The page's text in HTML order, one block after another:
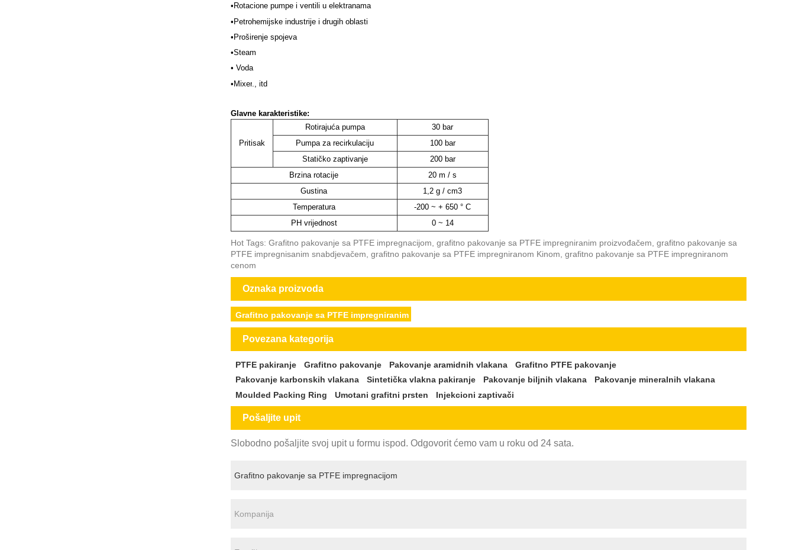
•Rotacione pumpe i ventili u elektranama
•Petrohemijske industrije i drugih oblasti
•Proširenje spojeva
•Steam
• Voda
•Mixer., itd
Glavne karakteristike:
Pritisak
Rotirajuća pumpa
30 bar
Pumpa za recirkulaciju
100 bar
Statičko zaptivanje
200 bar
Brzina rotacije
20 m / s
Gustina
1,2 g / cm3
Temperatura
-200 ~ + 650 ° C
PH vrijednost
0 ~ 14
Hot Tags: Grafitno pakovanje sa PTFE impregnacijom, grafitno pakovanje sa PTFE impregniranim proizvođačem, grafitno pakovanje sa
PTFE impregnisanim snabdjevačem, grafitno pakovanje sa PTFE impregniranom Kinom, grafitno pakovanje sa PTFE impregniranom
cenom
Oznaka proizvoda
Grafitno pakovanje sa PTFE impregniranim
Povezana kategorija
PTFE pakiranje Grafitno pakovanje Pakovanje aramidnih vlakana
Grafitno PTFE pakovanje
Pakovanje karbonskih vlakana
Sintetička vlakna pakiranje Pakovanje biljnih vlakana
Pakovanje mineralnih vlakana
Moulded Packing Ring
Umotani grafitni prsten Injekcioni zaptivači
Pošaljite upit
Slobodno pošaljite svoj upit u formu ispod. Odgovorit ćemo vam u roku od 24 sata.